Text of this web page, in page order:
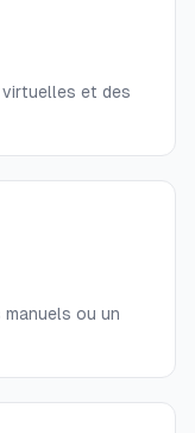
et des
ou un